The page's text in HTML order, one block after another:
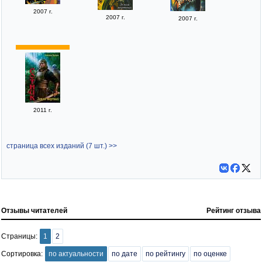
2007 г.
2007 г.
2007 г.
2011 г.
страница всех изданий (7 шт.) >>
Отзывы читателей Рейтинг отзыва
Страницы: 1 2
Сортировка: по актуальности по дате по рейтингу по оценке